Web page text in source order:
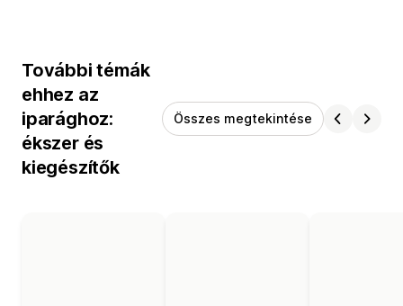
További témák
ehhez az
iparághoz:
ékszer és
kiegészítők
Összes megtekintése